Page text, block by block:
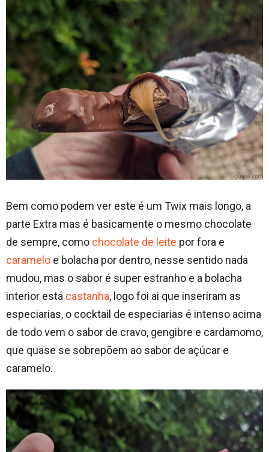
Bem como podem ver este é um Twix mais longo, a
parte Extra mas é basicamente o mesmo chocolate
de sempre, como chocolate de leite por fora e
caramelo e bolacha por dentro, nesse sentido nada
mudou, mas o sabor é super estranho e a bolacha
interior está castanha, logo foi ai que inseriram as
especiarias, o cocktail de especiarias é intenso acima
de todo vem o sabor de cravo, gengibre e cardamomo,
que quase se sobrepõem ao sabor de açúcar e
caramelo.